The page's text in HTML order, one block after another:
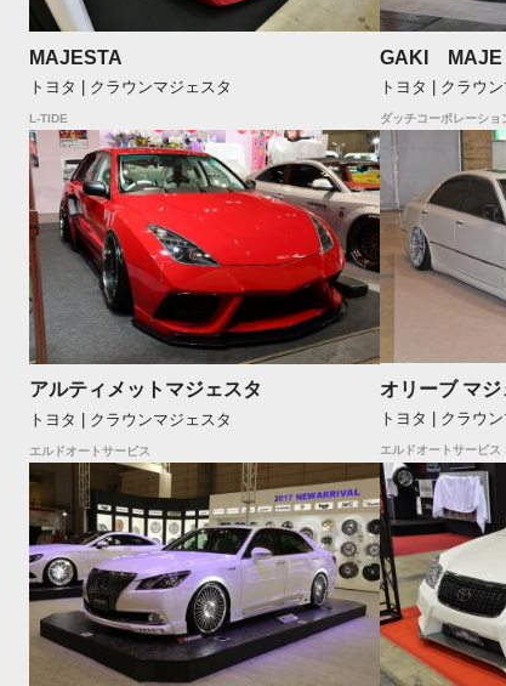
MAJESTA
トヨタ | クラウンマジェスタ
L-TIDE
GAKI
トヨタ | クラウ
ダッチコーポレーショ
アルティメットマジェスタ
トヨタ | クラウンマジェスタ
エルドオートサービス
オリーブ マジ
トヨタ | クラウ
エルドオートサービス